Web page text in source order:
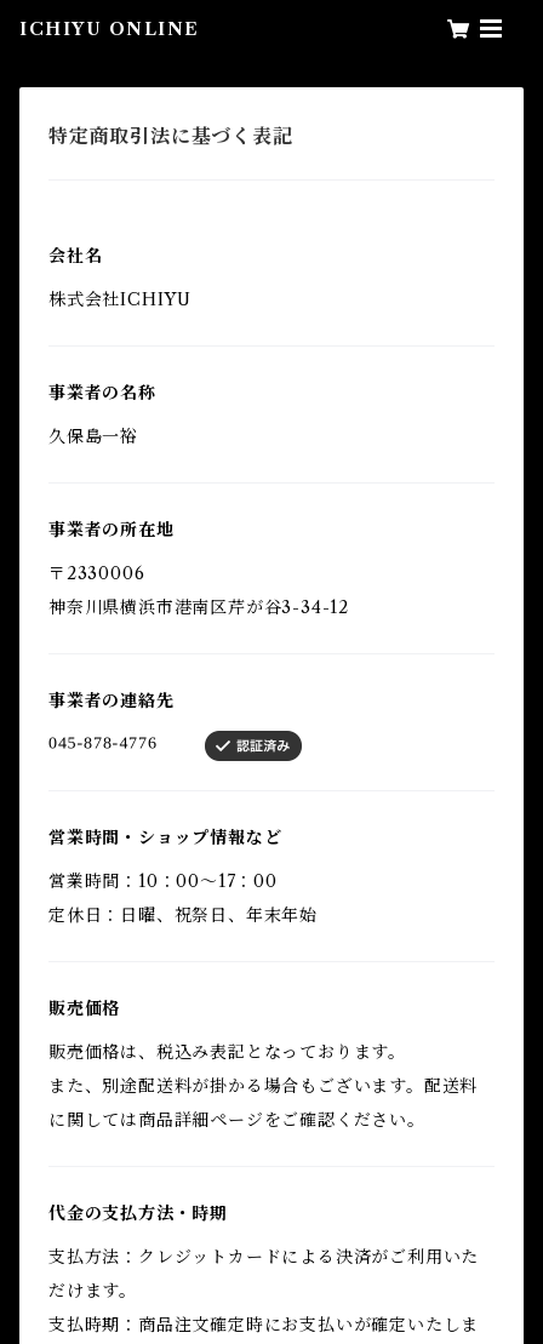
ICHIYU ONLINE
特定商取引法に基づく表記
会社名
株式会社ICHIYU
事業者の名称
久保島一裕
事業者の所在地
〒2330006
神奈川県横浜市港南区芹が谷3-34-12
事業者の連絡先
営業時間・ショップ情報など
営業時間：10：00～17：00
定休日：日曜、祝祭日、年末年始
販売価格
販売価格は、税込み表記となっております。
また、別途配送料が掛かる場合もございます。配送料
に関しては商品詳細ページをご確認ください。
代金の支払方法・時期
支払方法：クレジットカードによる決済がご利用いた
だけます。
支払時期：商品注文確定時にお支払いが確定いたしま